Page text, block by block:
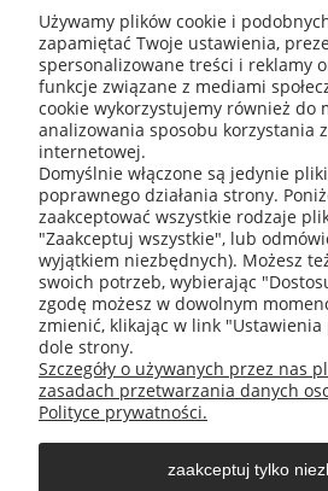
ABIS Pro sp. z
ul. Głogowska
30-416 Kraków
+48 531 809
Blog
Używamy plików cookie i
zapamiętać Twoje ustawienia,
spersonalizowane treści i reklamy
funkcje związane z mediami
cookie wykorzystujemy również do
analizowania sposobu korzystania
internetowej.
Domyślnie włączone są jedynie
poprawnego działania strony.
zaakceptować wszystkie rodzaje
"Zaakceptuj wszystkie", lub
wyjątkiem niezbędnych). Możesz
swoich potrzeb, wybierając
zgodę możesz w dowolnym
zmienić, klikając w link "Ustawienia
dole strony.
Szczegóły o używanych przez nas
zasadach przetwarzania danych
Polityce prywatności.
zaakceptuj tylko